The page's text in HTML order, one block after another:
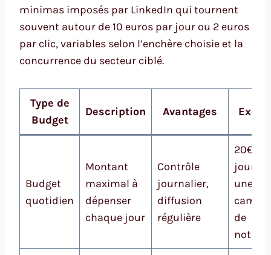
minimas imposés par LinkedIn qui tournent
souvent autour de 10 euros par jour ou 2 euros
par clic, variables selon l’enchère choisie et la
concurrence du secteur ciblé.
Type de
Budget
Description Avantages
Budget
quotidien
Montant
maximal à
dépenser
chaque jour
Contrôle
journalier,
diffusion
régulière
20€
jour
une
de